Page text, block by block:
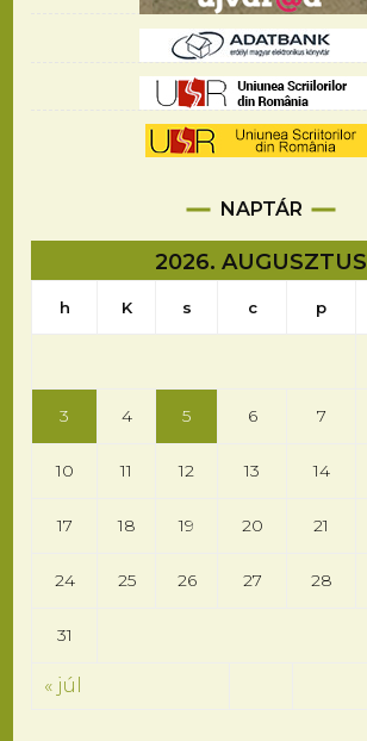
NAPTÁR
2026. AUGUSZTUS
h K s c p
3 4 5 6 7
10 11 12 13 14
17 18 19 20 21
24 25 26 27 28
31
« júl